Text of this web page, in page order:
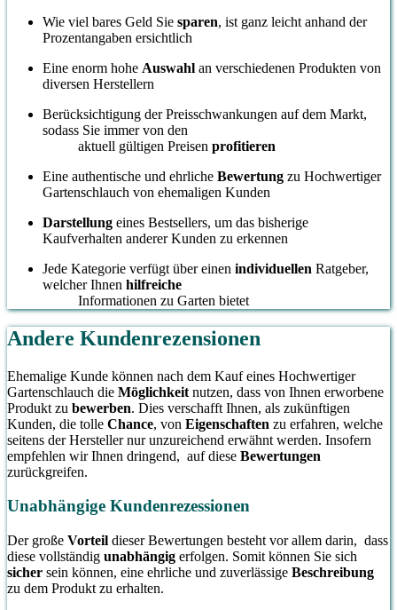
Wie viel bares Geld Sie sparen, ist ganz leicht anhand der
Prozentangaben ersichtlich
Eine enorm hohe Auswahl an verschiedenen Produkten von
diversen Herstellern
Berücksichtigung der Preisschwankungen auf dem Markt,
sodass Sie immer von den
aktuell gültigen Preisen profitieren
Eine authentische und ehrliche Bewertung zu Hochwertiger
Gartenschlauch von ehemaligen Kunden
Darstellung eines Bestsellers, um das bisherige
Kaufverhalten anderer Kunden zu erkennen
Jede Kategorie verfügt über einen individuellen Ratgeber,
welcher Ihnen hilfreiche
Informationen zu Garten bietet
Andere Kundenrezensionen
Ehemalige Kunde können nach dem Kauf eines Hochwertiger
Gartenschlauch die Möglichkeit nutzen, dass von Ihnen erworbene
Produkt zu bewerben. Dies verschafft Ihnen, als zukünftigen
Kunden, die tolle Chance, von Eigenschaften zu erfahren, welche
seitens der Hersteller nur unzureichend erwähnt werden. Insofern
empfehlen wir Ihnen dringend, auf diese Bewertungen
zurückgreifen.
Unabhängige Kundenrezessionen
Der große Vorteil dieser Bewertungen besteht vor allem darin, dass
diese vollständig unabhängig erfolgen. Somit können Sie sich
sicher sein können, eine ehrliche und zuverlässige Beschreibung
zu dem Produkt zu erhalten.